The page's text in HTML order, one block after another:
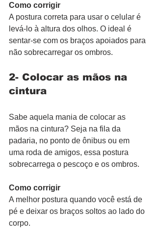
Como corrigir
A postura correta para usar o celular é
levá-lo à altura dos olhos. O ideal é
sentar-se com os braços apoiados para
não sobrecarregar os ombros.
2- Colocar as mãos na
cintura
Sabe aquela mania de colocar as
mãos na cintura? Seja na fila da
padaria, no ponto de ônibus ou em
uma roda de amigos, essa postura
sobrecarrega o pescoço e os ombros.
Como corrigir
A melhor postura quando você está de
pé e deixar os braços soltos ao lado do
corpo.